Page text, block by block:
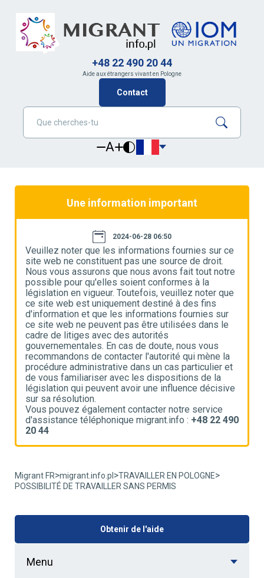
+48 22 490 20 44
Aide aux étrangers vivant en Pologne
Contact
A
Une information important
2024-06-28 06:50
Veuillez noter que les informations fournies sur ce
site web ne constituent pas une source de droit.
Nous vous assurons que nous avons fait tout notre
possible pour qu'elles soient conformes à la
législation en vigueur. Toutefois, veuillez noter que
ce site web est uniquement destiné à des fins
d'information et que les informations fournies sur
ce site web ne peuvent pas être utilisées dans le
cadre de litiges avec des autorités
gouvernementales. En cas de doute, nous vous
recommandons de contacter l'autorité qui mène la
procédure administrative dans un cas particulier et
de vous familiariser avec les dispositions de la
législation qui peuvent avoir une influence décisive
sur sa résolution.
Vous pouvez également contacter notre service
d'assistance téléphonique migrant.info : +48 22 490
20 44
Migrant FR>migrant.info.pl >TRAVAILLER EN POLOGNE>
POSSIBILITÉ DE TRAVAILLER SANS PERMIS
Obtenir de l'aide
Menu